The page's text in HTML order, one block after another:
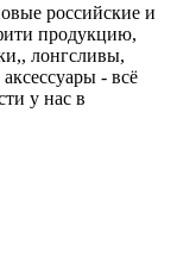
российские и
продукцию,
лонгсливы,
- всё
у нас в